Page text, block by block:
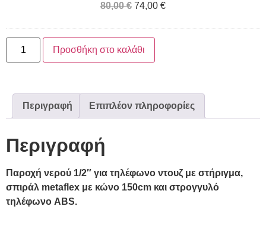
80,00€ 74,00 €
Προσθήκη στο καλάθι
Περιγραφή Επιπλέον πληροφορίες
Περιγραφή
Παροχή νερού 1/2″ για τηλέφωνο ντουζ με στήριγμα,
σπιράλ metaflex με κώνο 150cm και στρογγυλό
τηλέφωνο ABS.